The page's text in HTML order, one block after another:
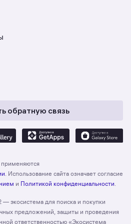
обратную связь
. Использование сайта означает согласие
и Политикой конфиденциальности
экосистема для поиска и покупки
предложений, защиты и проведения
ответственностью «Экосистема